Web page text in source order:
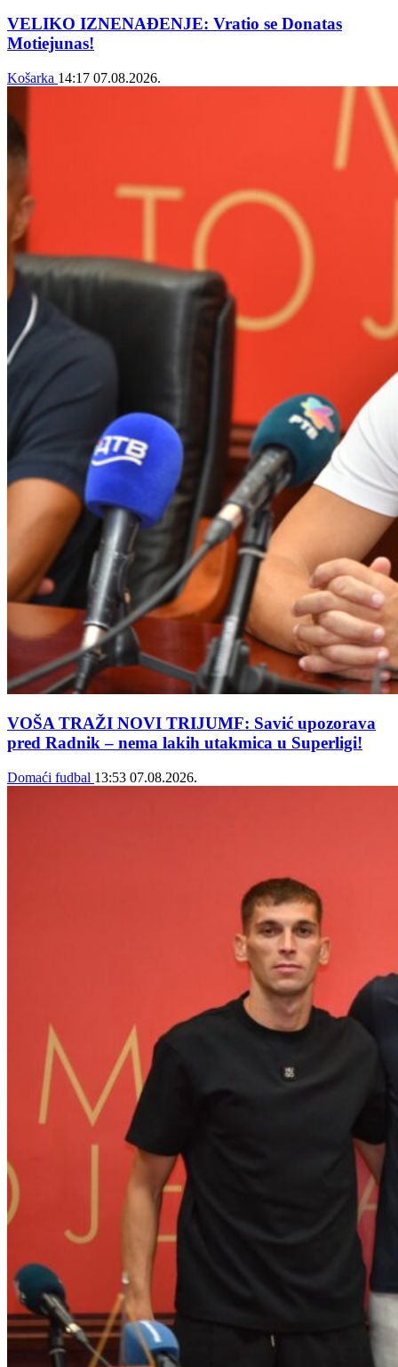
VELIKO IZNENAĐENJE: Vratio se Donatas
Motiejunas!
Košarka 14:17 07.08.2026.
VOŠA TRAŽI NOVI TRIJUMF: Savić upozorava
pred Radnik – nema lakih utakmica u Superligi!
Domaći fudbal 13:53 07.08.2026.